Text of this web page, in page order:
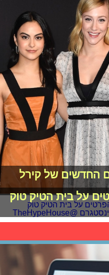
החדשים של קירל
על בית הטיק טוק